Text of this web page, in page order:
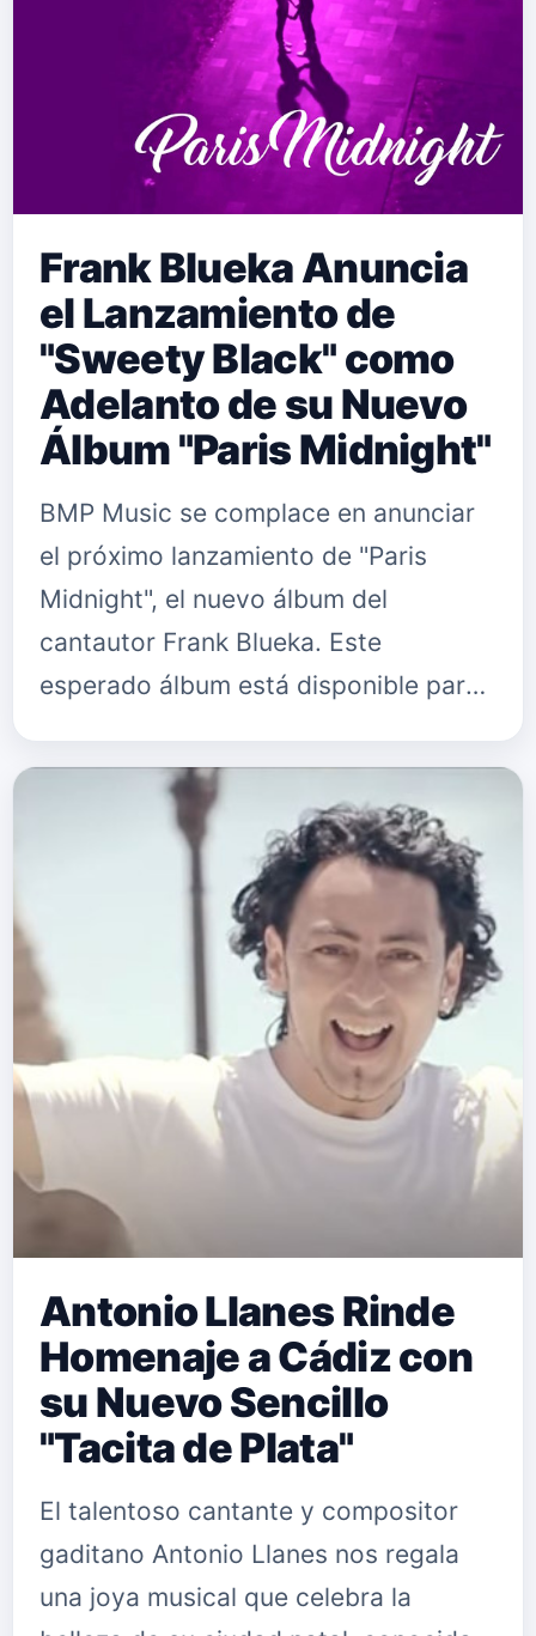
Frank Blueka Anuncia
el Lanzamiento de
"Sweety Black" como
Adelanto de su Nuevo
Álbum "Paris Midnight"
BMP Music se complace en anunciar
el próximo lanzamiento de "Paris
Midnight", el nuevo álbum del
cantautor Frank Blueka. Este
esperado álbum está disponible para
mundo. Como adelanto de esta
emocionante produ…
Antonio Llanes Rinde
Homenaje a Cádiz con
su Nuevo Sencillo
"Tacita de Plata"
El talentoso cantante y compositor
gaditano Antonio Llanes nos regala
una joya musical que celebra la